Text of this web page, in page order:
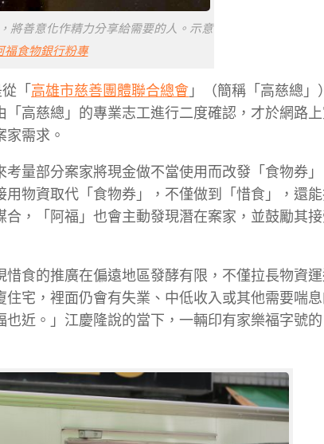
將善意化作精力分享給需要的人。示意
福食物銀行粉專
「 高雄市慈善團體聯合總會 」（簡稱「高慈總」
高慈總」的專業志工進行二度確認，才於網路
需求。
量部分案家將現金做不當使用而改發「食物券
物資取代「食物券」，不僅做到「惜食」，還
合，「阿福」也會主動發現潛在案家，並鼓勵其
食的推廣在偏遠地區發酵有限，不僅拉長物資
宅，裡面仍會有失業、中低收入或其他需要喘
近。」江慶隆說的當下，一輛印有家樂福字號